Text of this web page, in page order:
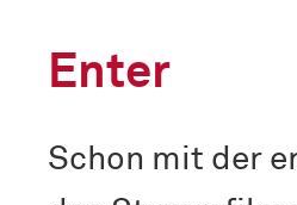
Enter
Schon mit der